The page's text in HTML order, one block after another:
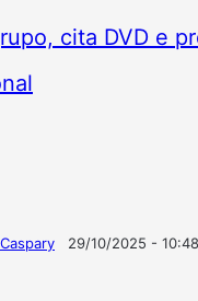
cita DVD e
29/10/2025 - 10:48